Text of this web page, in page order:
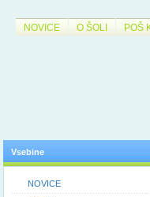
NOVICE O ŠOLI POŠ
Vsebine
NOVICE